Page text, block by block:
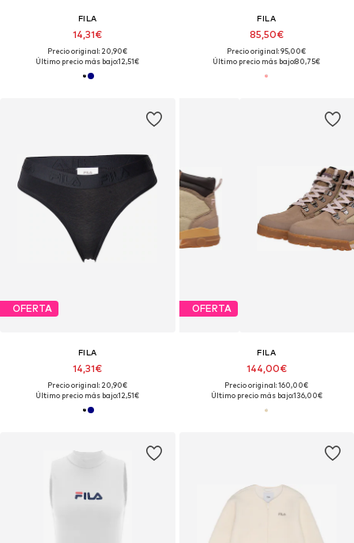
FILA
14,31€
Precio original: 20,90€
Último precio más bajo:12,51€
FILA
85,50€
Precio original: 95,00€
Último precio más bajo:80,75€
OFERTA
FILA
14,31€
Precio original: 20,90€
Último precio más bajo:12,51€
OFERTA
FILA
144,00€
Precio original: 160,00€
Último precio más bajo:136,00€